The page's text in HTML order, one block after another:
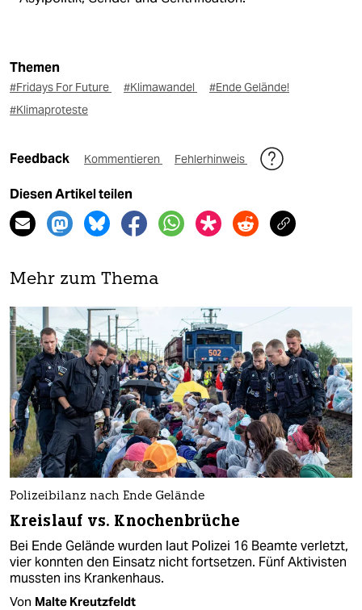
Themen
#Fridays For Future #Klimawandel
#Ende Gelände!
#Klimaproteste
Feedback Kommentieren Fehlerhinweis
Diesen Artikel teilen
Mehr zum Thema
Polizeibilanz nach Ende Gelände
Kreislauf vs. Knochenbrüche
Bei Ende Gelände wurden laut Polizei 16 Beamte verletzt,
vier konnten den Einsatz nicht fortsetzen. Fünf Aktivisten
mussten ins Krankenhaus.
Von Malte Kreutzfeldt